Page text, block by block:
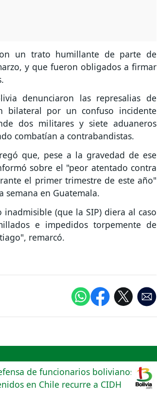
un trato humillante de parte de
y que fueron obligados a firmar
denunciaron las represalias de
bilateral por un confuso incidente
dos militares y siete aduaneros
combatían a contrabandistas.
que, pese a la gravedad de ese
sobre el "peor atentado contra
el primer trimestre de este año"
semana en Guatemala.
(que la SIP) diera al caso
e impedidos torpemente de
remarcó.